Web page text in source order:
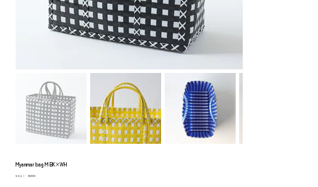
Myanmar bag M BK×WH
SKU：
SKU：
950105